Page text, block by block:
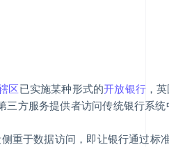
区已实施某种形式的开放银行，
三方服务提供者访问传统银行系
重于数据访问，即让银行通过标